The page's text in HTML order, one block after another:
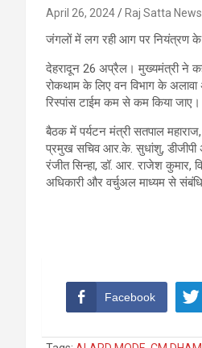
April 26, 2024 Raj Satta News
जंगलों में लग रही आग पर नियंत्रण के
देहरादून 26 अप्रैल। मुख्यमंत्री ने कहा
रोकथाम के लिए वन विभाग के
रिस्पांस टाईम कम से कम किया जाए।
बैठक में पर्यटन मंत्री सतपाल
प्रमुख सचिव आर.के. सुधांशु, डीजीपी
रंजीत सिन्हा, डॉ. आर. राजेश कुमार,
अधिकारी और वर्चुअल माध्यम से
Facebook